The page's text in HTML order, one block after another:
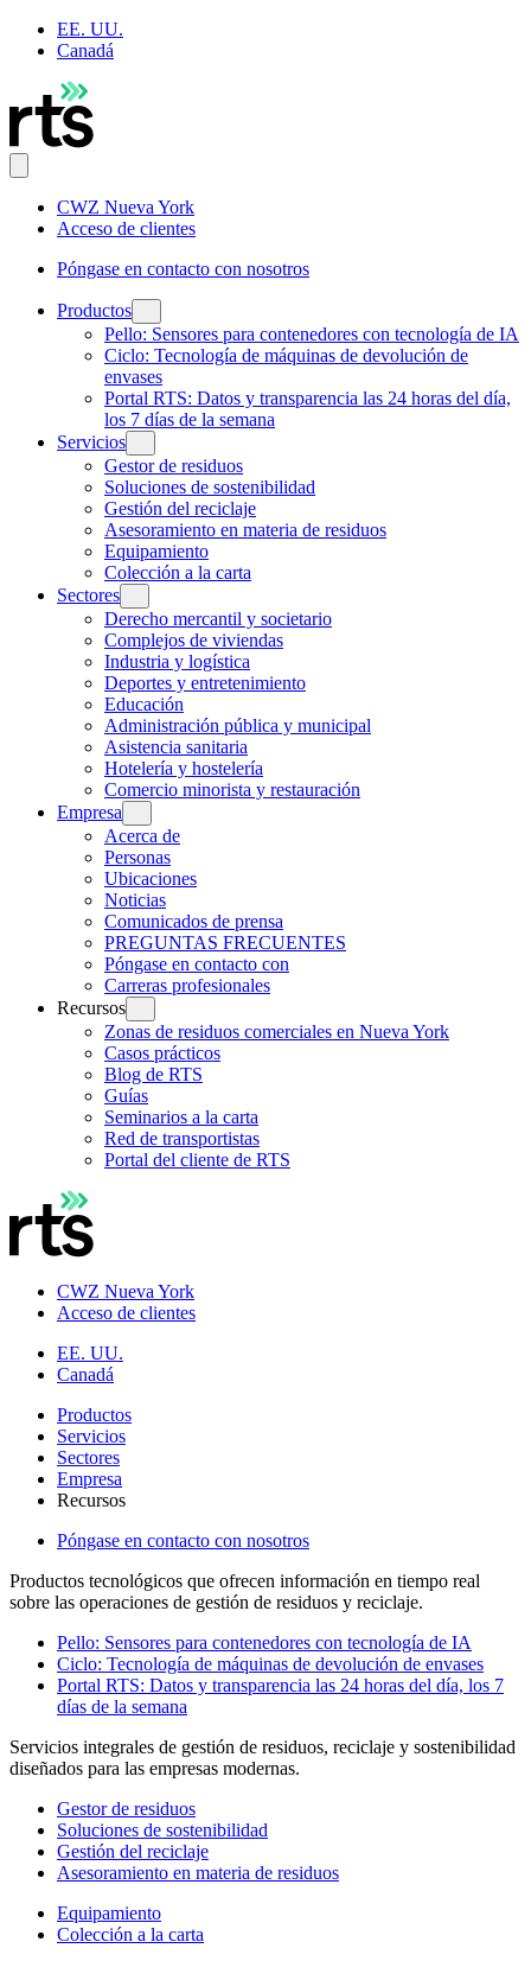
EE. UU.
Canadá
CWZ Nueva York
Acceso de clientes
Póngase en contacto con nosotros
Productos
Pello: Sensores para contenedores con tecnología de IA
Ciclo: Tecnología de máquinas de devolución de
envases
Portal RTS: Datos y transparencia las 24 horas del día,
los 7 días de la semana
Servicios
Gestor de residuos
Soluciones de sostenibilidad
Gestión del reciclaje
Asesoramiento en materia de residuos
Equipamiento
Colección a la carta
Sectores
Derecho mercantil y societario
Complejos de viviendas
Industria y logística
Deportes y entretenimiento
Educación
Administración pública y municipal
Asistencia sanitaria
Hotelería y hostelería
Comercio minorista y restauración
Empresa
Acerca de
Personas
Ubicaciones
Noticias
Comunicados de prensa
PREGUNTAS FRECUENTES
Póngase en contacto con
Carreras profesionales
Recursos
Zonas de residuos comerciales en Nueva York
Casos prácticos
Blog de RTS
Guías
Seminarios a la carta
Red de transportistas
Portal del cliente de RTS
CWZ Nueva York
Acceso de clientes
EE. UU.
Canadá
Productos
Servicios
Sectores
Empresa
Recursos
Póngase en contacto con nosotros
Productos tecnológicos que ofrecen información en tiempo real
sobre las operaciones de gestión de residuos y reciclaje.
Pello: Sensores para contenedores con tecnología de IA
Ciclo: Tecnología de máquinas de devolución de envases
Portal RTS: Datos y transparencia las 24 horas del día, los 7
días de la semana
Servicios integrales de gestión de residuos, reciclaje y sostenibilidad
diseñados para las empresas modernas.
Gestor de residuos
Soluciones de sostenibilidad
Gestión del reciclaje
Asesoramiento en materia de residuos
Equipamiento
Colección a la carta